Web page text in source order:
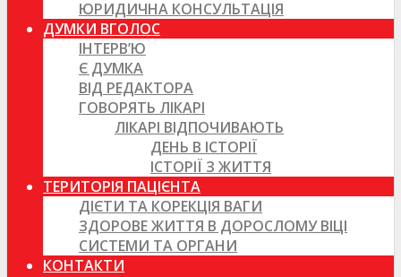
ЮРИДИЧНА КОНСУЛЬТАЦІЯ
ДУМКИ ВГОЛОС
ІНТЕРВ’Ю
Є ДУМКА
ВІД РЕДАКТОРА
ГОВОРЯТЬ ЛІКАРІ
ЛІКАРІ ВІДПОЧИВАЮТЬ
ДЕНЬ В ІСТОРІЇ
ІСТОРІЇ З ЖИТТЯ
ТЕРИТОРІЯ ПАЦІЄНТА
ДІЄТИ ТА КОРЕКЦІЯ ВАГИ
ЗДОРОВЕ ЖИТТЯ В ДОРОСЛОМУ ВІЦІ
СИСТЕМИ ТА ОРГАНИ
КОНТАКТИ